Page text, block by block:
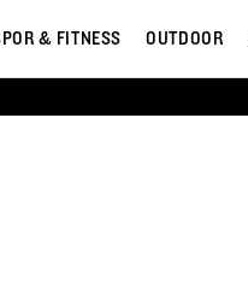
& FITNESS OUTDOOR